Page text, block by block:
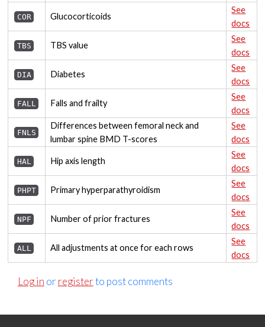
COR Glucocorticoids
See
docs
TBS TBS value
See
docs
DIA Diabetes
See
docs
FALL Falls and frailty
See
docs
FNLS
Differences between femoral neck and
lumbar spine BMD T-scores
See
docs
HAL Hip axis length
See
docs
PHPT Primary hyperparathyroidism
See
docs
NPF Number of prior fractures
See
docs
ALL All adjustments at once for each rows
See
docs
Log in or registerto post comments